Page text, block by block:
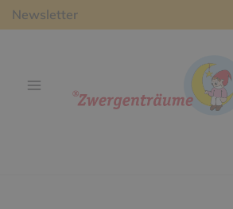
Newsletter